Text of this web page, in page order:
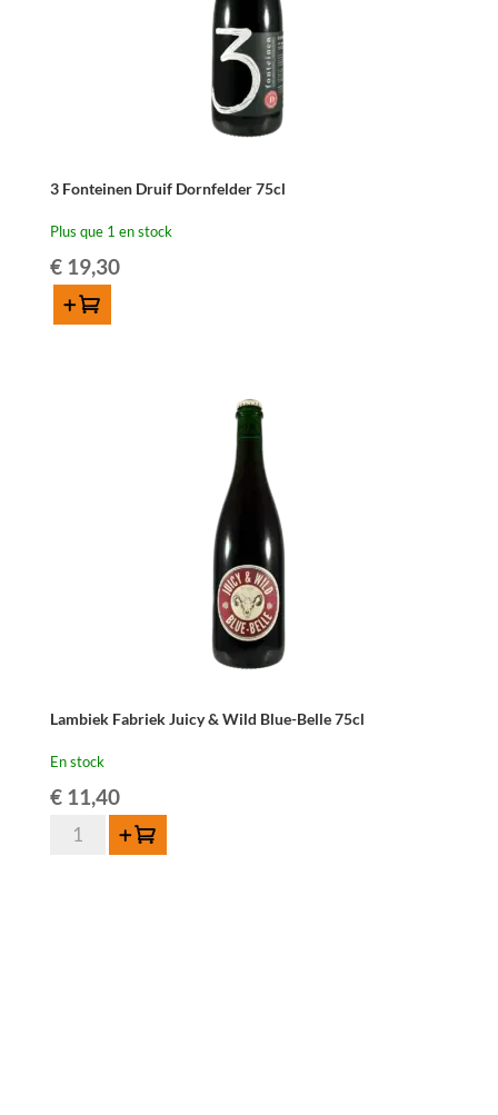
3 Fonteinen Druif Dornfelder 75cl
Plus que 1 en stock
€19,30
Ajouter au panier
Lambiek Fabriek Juicy & Wild Blue-Belle 75cl
En stock
€11,40
quantité
Ajouter au panier